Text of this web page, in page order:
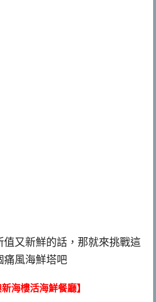
值又新鮮的話，那就來挑戰這
痛風海鮮塔吧
新海樓活海鮮餐廳】